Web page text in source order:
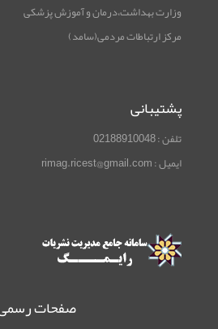
وزارت بهداشت،درمان و آموزش پزشکی
مرکز ارتباطات مردمی(سامد)
پشتیبانی
تلفن : 02188910048
ایمیل : rimag.ricest@gmail.com
صفحات رسمی